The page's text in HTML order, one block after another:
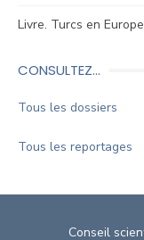
Livre. Turcs en
CONSULTEZ…
Tous les dossiers
Tous les reportages
Conseil